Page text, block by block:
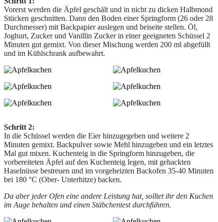
Vorerst werden die Äpfel geschält und in nicht zu dicken Halbmond
Stücken geschnitten. Dann den Boden einer Springform (26 oder 28
Durchmesser) mit Backpapier auslegen und beiseite stellen. Öl,
Joghurt, Zucker und Vanillin Zucker in einer geeigneten Schüssel 2
Minuten gut gemixt. Von dieser Mischung werden 200 ml abgefüllt
und im Kühlschrank aufbewahrt.
Schritt 2:
In die Schüssel werden die Eier hinzugegeben und weitere 2
Minuten gemixt. Backpulver sowie Mehl hinzugeben und ein letztes
Mal gut mixen. Kuchenteig in die Springform hinzugeben, die
vorbereiteten Äpfel auf den Kuchenteig legen, mit gehackten
Haselnüsse bestreuen und im vorgeheizten Backofen 35-40 Minuten
bei 180 °C (Ober- Unterhitze) backen.
Da aber jeder Ofen eine andere Leistung hat, solltet ihr den Kuchen
im Auge behalten und einen Stäbchentest durchführen.